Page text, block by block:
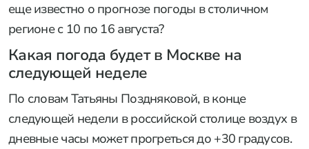
еще известно о прогнозе погоды в столичном
регионе с 10 по 16 августа?
Какая погода будет в Москве на
следующей неделе
По словам Татьяны Поздняковой, в конце
следующей недели в российской столице воздух в
дневные часы может прогреться до +30 градусов.